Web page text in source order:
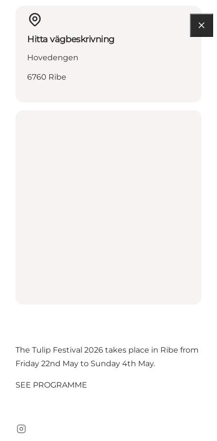
Hitta vägbeskrivning
Hovedengen
6760 Ribe
The Tulip Festival 2026 takes place in Ribe from
Friday 22nd May to Sunday 4th May.
SEE PROGRAMME
Instagram